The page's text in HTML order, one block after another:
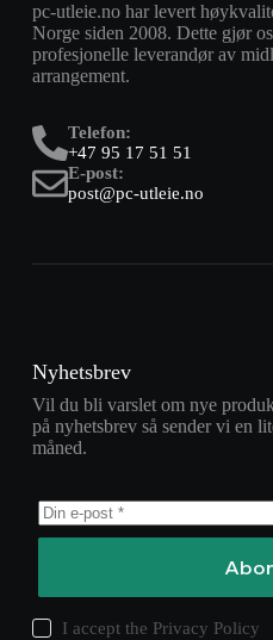
pc-utleie.no har levert
Norge siden 2008. Dette gjør
profesjonelle leverandør av
arrangement.
Telefon:
+47 95 17 51 51
E-post:
post@pc-utleie.no
Nyhetsbrev
Vil du bli varslet om nye
på nyhetsbrev så sender vi en
måned.
I accept the Privacy Policy